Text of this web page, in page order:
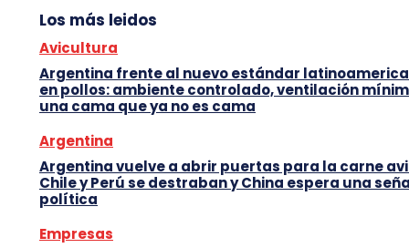
Los más leidos
Avicultura
Argentina frente al nuevo estándar
en pollos: ambiente controlado, ventilación
una cama que ya no es cama
Argentina
Argentina vuelve a abrir puertas para la carne
Chile y Perú se destraban y China espera una
política
Empresas